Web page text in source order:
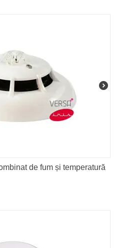
de fum și temperatură